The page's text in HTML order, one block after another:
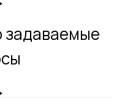
задаваемые